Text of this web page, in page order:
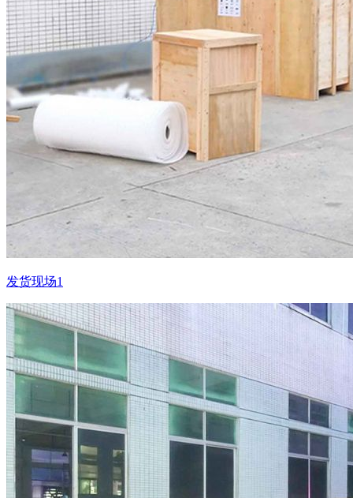
发货现场1